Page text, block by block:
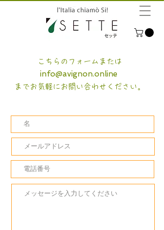
こちらのフォームまたは
info@avignon.online
までお気軽にお問い合わせください。